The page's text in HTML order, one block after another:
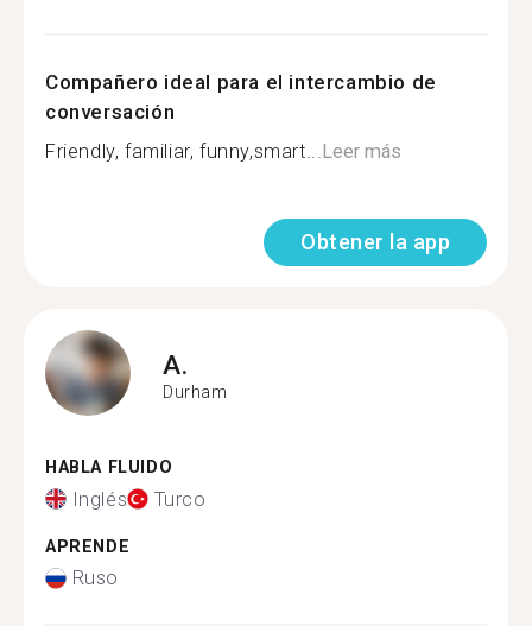
Compañero ideal para el intercambio de
conversación
Friendly, familiar, funny,smart...Leer más
Obtener la app
A.
Durham
HABLA FLUIDO
Inglés Turco
APRENDE
Ruso